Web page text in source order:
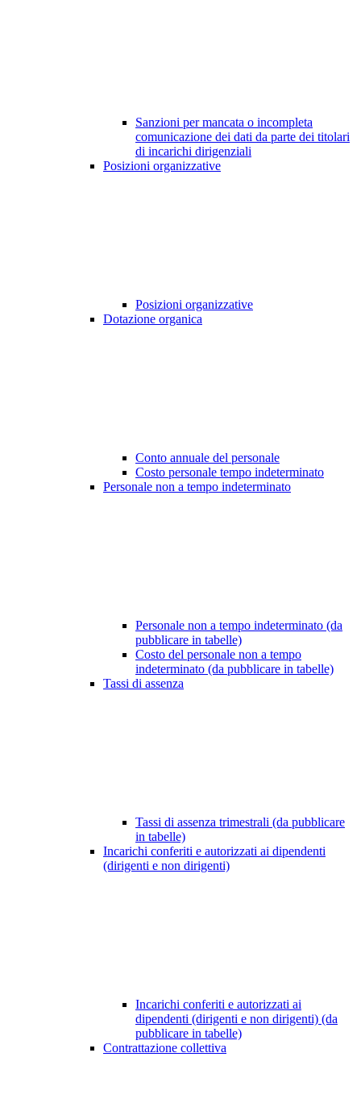
Sanzioni per mancata o incompleta
comunicazione dei dati da parte dei titolari
di incarichi dirigenziali
Posizioni organizzative
Posizioni organizzative
Dotazione organica
Conto annuale del personale
Costo personale tempo indeterminato
Personale non a tempo indeterminato
Personale non a tempo indeterminato (da
pubblicare in tabelle)
Costo del personale non a tempo
indeterminato (da pubblicare in tabelle)
Tassi di assenza
Tassi di assenza trimestrali (da pubblicare
in tabelle)
Incarichi conferiti e autorizzati ai dipendenti
(dirigenti e non dirigenti)
Incarichi conferiti e autorizzati ai
dipendenti (dirigenti e non dirigenti) (da
pubblicare in tabelle)
Contrattazione collettiva